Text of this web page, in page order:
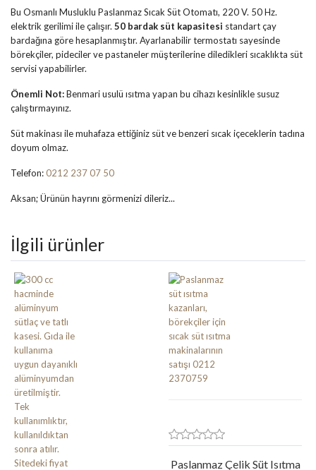
Bu Osmanlı Musluklu Paslanmaz Sıcak Süt Otomatı, 220 V. 50 Hz.
elektrik gerilimiile çalışır. 50 bardak süt kapasitesi standart çay
bardağına göre hesaplanmıştır. Ayarlanabilir termostatı sayesinde
börekçiler, pideciler ve pastaneler müşterilerine diledikleri sıcaklıkta süt
servisi yapabilirler.
Önemli Not:Benmari usulü ısıtma yapan bu cihazı kesinlikle susuz
çalıştırmayınız.
Süt makinası ile muhafaza ettiğiniz süt ve benzeri sıcak içeceklerin tadına
doyum olmaz.
Telefon:0212 237 07 50
Aksan; Ürünün hayrını görmenizi dileriz...
İlgili ürünler
Paslanmaz Çelik Süt Isıtma